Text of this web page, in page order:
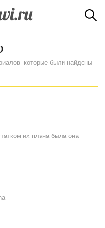
которые были найдены
их плана была она